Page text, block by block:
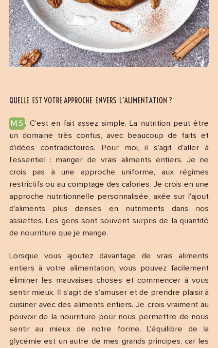
QUELLE EST VOTRE APPROCHE ENVERS L’ALIMENTATION ?
M.S . C’est en fait assez simple. La nutrition peut être
un domaine très confus, avec beaucoup de faits et
d’idées contradictoires. Pour moi, il s’agit d’aller à
l’essentiel : manger de vrais aliments entiers. Je ne
crois pas à une approche uniforme, aux régimes
restrictifs ou au comptage des calories. Je crois en une
approche nutritionnelle personnalisée, axée sur l’ajout
d’aliments plus denses en nutriments dans nos
assiettes. Les gens sont souvent surpris de la quantité
de nourriture que je mange.
Lorsque vous ajoutez davantage de vrais aliments
entiers à votre alimentation, vous pouvez facilement
éliminer les mauvaises choses et commencer à vous
sentir mieux. Il s’agit de s’amuser et de prendre plaisir à
cuisiner avec des aliments entiers. Je crois vraiment au
pouvoir de la nourriture pour nous permettre de nous
sentir au mieux de notre forme. L’équilibre de la
glycémie est un autre de mes grands principes, car les